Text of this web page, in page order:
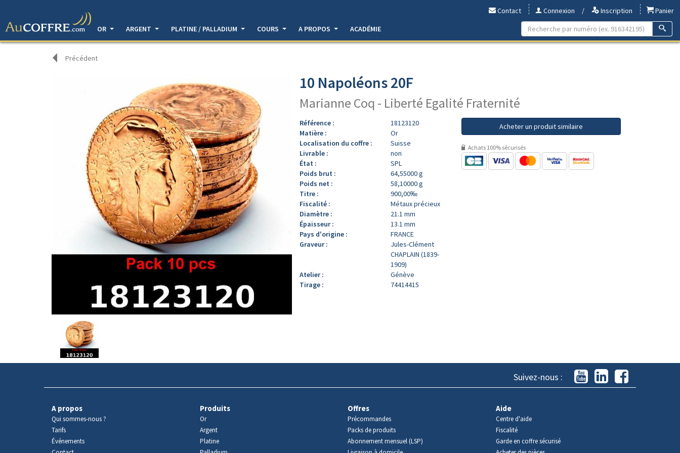
Contact Connexion / Inscription
Panier
OR
ARGENT PLATINE / PALLADIUM COURS A PROPOS ACADÉMIE
Précédent
produit
10 Napoléons 20F
Marianne Coq - Liberté Egalité Fraternité
Référence :
18123120
Matière :
Or
Localisation du coffre :
Suisse
Livrable :
non
État :
SPL
Poids brut :
64,55000 g
Poids net :
58,10000 g
Titre :
900,00‰
Fiscalité :
Métaux précieux
Diamètre :
21.1 mm
Épaisseur :
13.1 mm
Pays d'origine :
FRANCE
Graveur :
Jules-Clément
CHAPLAIN (1839-
1909)
Atelier :
Génève
Tirage :
74414415
Acheter un produit similaire
Achats 100% sécurisés
Suivez-nous :
A propos
Qui sommes-nous ?
Tarifs
Événements
Produits
Or
Argent
Platine
Offres
Précommandes
Packs de produits
Abonnement mensuel (LSP)
Aide
Centre d'aide
Fiscalité
Garde en coffre sécurisé